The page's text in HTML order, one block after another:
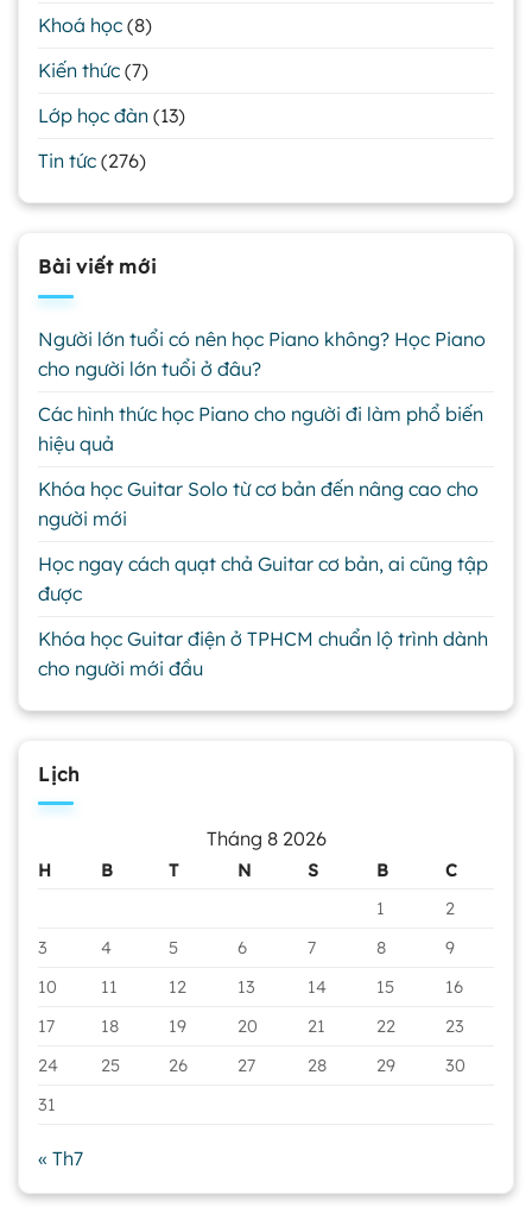
Khoá học (8)
Kiến thức (7)
Lớp học đàn (13)
Tin tức (276)
Bài viết mới
Người lớn tuổi có nên học Piano không? Học Piano
cho người lớn tuổi ở đâu?
Các hình thức học Piano cho người đi làm phổ biến
hiệu quả
Khóa học Guitar Solo từ cơ bản đến nâng cao cho
người mới
Học ngay cách quạt chả Guitar cơ bản, ai cũng tập
được
Khóa học Guitar điện ở TPHCM chuẩn lộ trình dành
cho người mới đầu
Lịch
Tháng 8 2026
H B T N S B
C
1
2
3
4 5 6 7 8
9
10
11 12 13 14 15
16
17
18 19 20 21 22
23
24
25 26 27 28 29
30
31
« Th7